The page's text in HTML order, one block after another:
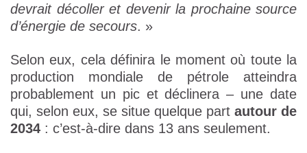
devrait décoller et devenir la prochaine source
d’énergie de secours. »
Selon eux, cela définira le moment où toute la
production mondiale de pétrole atteindra
probablement un pic et déclinera – une date
qui, selon eux, se situe quelque part autour de
2034 : c’est-à-dire dans 13 ans seulement.